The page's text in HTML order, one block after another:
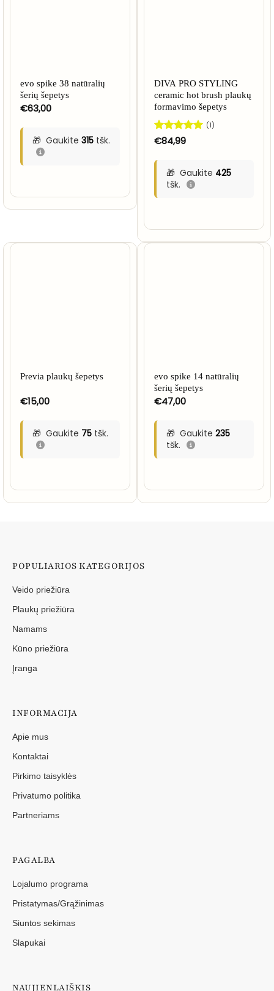
evo spike 38 natūralių
šerių šepetys
€63,00
Gaukite 315tšk.
DIVA PRO STYLING
ceramic hot brush plaukų
formavimo šepetys
Įvertinimas:
(1)
€84,99
Gaukite 425
tšk.
Previa plaukų šepetys
€15,00
Gaukite 75tšk.
evo spike 14 natūralių
šerių šepetys
€47,00
Gaukite 235
tšk.
POPULIARIOS KATEGORIJOS
Veido priežiūra
Plaukų priežiūra
Namams
Kūno priežiūra
Įranga
INFORMACIJA
Apie mus
Kontaktai
Pirkimo taisyklės
Privatumo politika
Partneriams
PAGALBA
Lojalumo programa
Pristatymas/Grąžinimas
Siuntos sekimas
Slapukai
NAUJIENLAIŠKIS